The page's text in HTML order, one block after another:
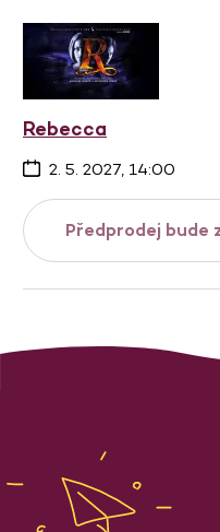
Rebecca
2. 5. 2027, 14:00
Předprodej bude